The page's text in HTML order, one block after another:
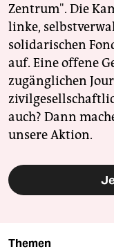
Zentrum". Die
linke,
solidarischen
auf. Eine offene
zugänglichen
auch? Dann
unsere Aktion.
Themen